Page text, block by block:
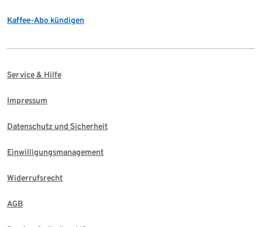
Kaffee-Abo kündigen
Service & Hilfe
Impressum
Datenschutz und Sicherheit
Einwilligungsmanagement
Widerrufsrecht
AGB